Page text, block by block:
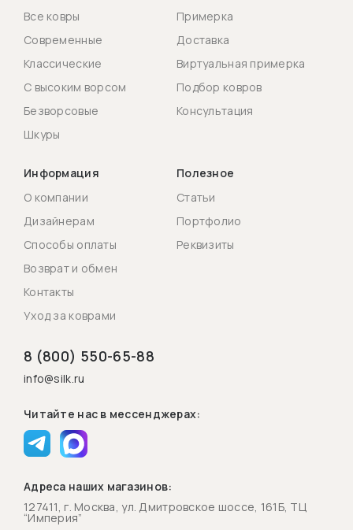
Все ковры
Современные
Классические
С высоким ворсом
Безворсовые
Шкуры
Примерка
Доставка
Виртуальная примерка
Подбор ковров
Консультация
Информация
О компании
Дизайнерам
Способы оплаты
Возврат и обмен
Контакты
Уход за коврами
Полезное
Статьи
Портфолио
Реквизиты
8 (800) 550-65-88
info@silk.ru
Читайте нас в мессенджерах:
Адреса наших магазинов:
127411, г. Москва, ул. Дмитровское шоссе, 161Б, ТЦ
“Империя”